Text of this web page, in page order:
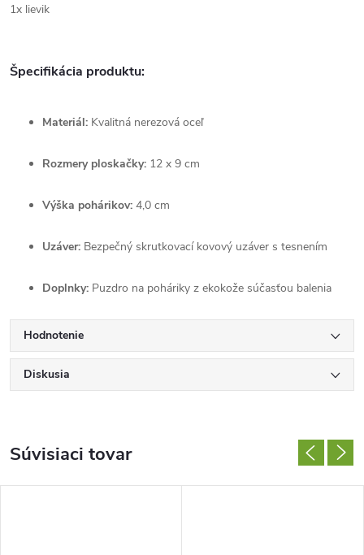
1x lievik
Špecifikácia produktu:
Materiál: Kvalitná nerezová oceľ
Rozmery ploskačky: 12 x 9 cm
Výška pohárikov: 4,0 cm
Uzáver: Bezpečný skrutkovací kovový uzáver s tesnením
Doplnky: Puzdro na poháriky z ekokože súčasťou balenia
Hodnotenie
Diskusia
Súvisiaci tovar